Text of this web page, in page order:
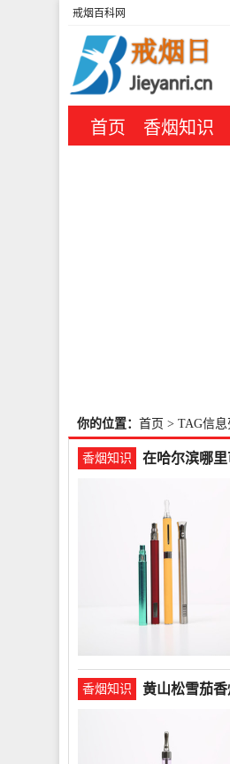
戒烟百科网
首页 香烟知识
你的位置： 首页 > TAG信
香烟知识 在哈尔滨哪里
香烟知识 黄山松雪茄香